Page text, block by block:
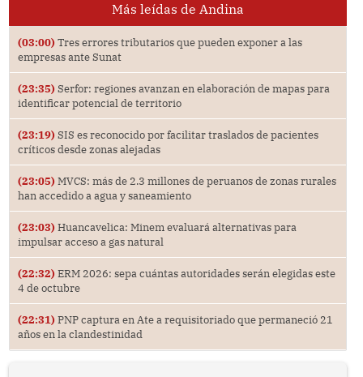
Más leídas de Andina
(03:00) Tres errores tributarios que pueden exponer a las
empresas ante Sunat
(23:35) Serfor: regiones avanzan en elaboración de mapas para
identificar potencial de territorio
(23:19) SIS es reconocido por facilitar traslados de pacientes
críticos desde zonas alejadas
(23:05) MVCS: más de 2.3 millones de peruanos de zonas rurales
han accedido a agua y saneamiento
(23:03) Huancavelica: Minem evaluará alternativas para
impulsar acceso a gas natural
(22:32) ERM 2026: sepa cuántas autoridades serán elegidas este
4 de octubre
(22:31) PNP captura en Ate a requisitoriado que permaneció 21
años en la clandestinidad